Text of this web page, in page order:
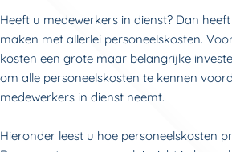
Heeft u medewerkers in dienst? Dan
maken met allerlei personeelskosten.
kosten een grote maar belangrijke
om alle personeelskosten te kennen
medewerkers in dienst neemt.
Hieronder leest u hoe personeelskosten